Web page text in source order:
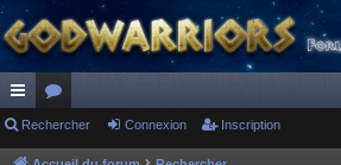
ac
co
or
u
Rechercher Connexion Inscription